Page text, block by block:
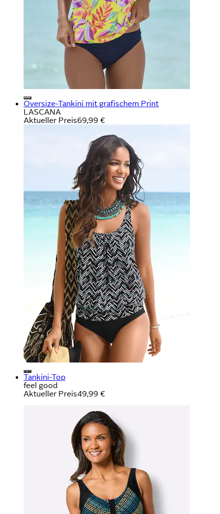
Oversize-Tankini mit grafischem Print
LASCANA
Aktueller Preis69,99 €
Tankini-Top
feel good
Aktueller Preis49,99 €